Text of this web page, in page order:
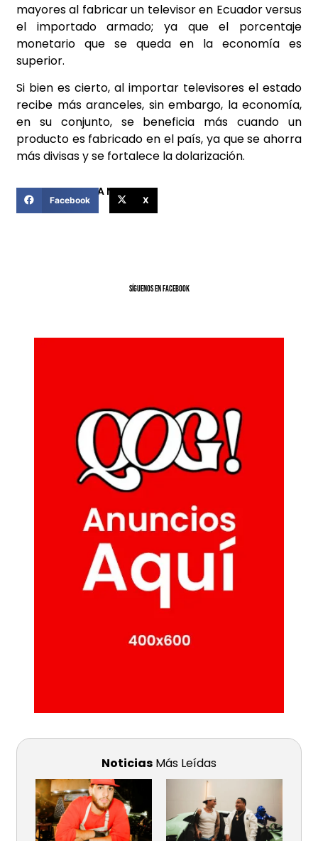
mayores al fabricar un televisor en Ecuador versus
el importado armado; ya que el porcentaje
monetario que se queda en la economía es
superior.
Si bien es cierto, al importar televisores el estado
recibe más aranceles, sin embargo, la economía,
en su conjunto, se beneficia más cuando un
producto es fabricado en el país, ya que se ahorra
más divisas y se fortalece la dolarización.
COMPARTIR ESTA NOTICIA
Facebook X
SíGUENOS EN FACEBOOK
Noticias Más Leídas